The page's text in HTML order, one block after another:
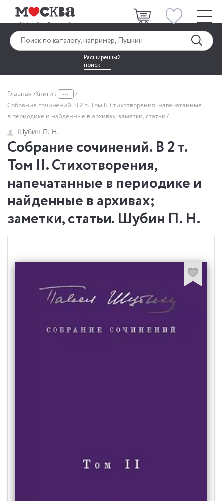
Расширенный
поиск
Главная Книги ...
Собрание сочинений. В 2 т. Том II. Стихотворения, напечатанные
в периодике и найденные в архивах; заметки, статьи
Шубин П. Н.
Собрание сочинений. В 2 т.
Том II. Стихотворения,
напечатанные в периодике и
найденные в архивах;
заметки, статьи. Шубин П. Н.